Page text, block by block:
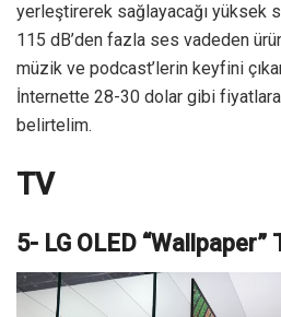
yerleştirerek sağlayacağı yüksek
115 dB’den fazla ses vadeden
müzik ve podcast’lerin keyfini
İnternette 28-30 dolar gibi
belirtelim.
TV
5- LG OLED “Wallpaper”